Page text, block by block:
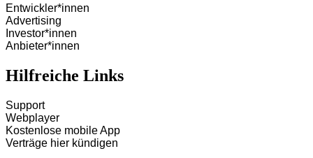
Entwickler*innen
Advertising
Investor*innen
Anbieter*innen
Hilfreiche Links
Support
Webplayer
Kostenlose mobile App
Verträge hier kündigen